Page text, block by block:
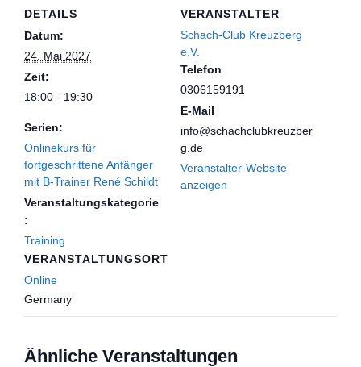
DETAILS
Datum:
24. Mai 2027
Zeit:
18:00 - 19:30
Serien:
Onlinekurs für
fortgeschrittene Anfänger
mit B-Trainer René Schildt
Veranstaltungskategorie
:
Training
VERANSTALTUNGSORT
Online
Germany
VERANSTALTER
Schach-Club Kreuzberg
e.V.
Telefon
0306159191
E-Mail
info@schachclubkreuzber
g.de
Veranstalter-Website
anzeigen
Ähnliche Veranstaltungen